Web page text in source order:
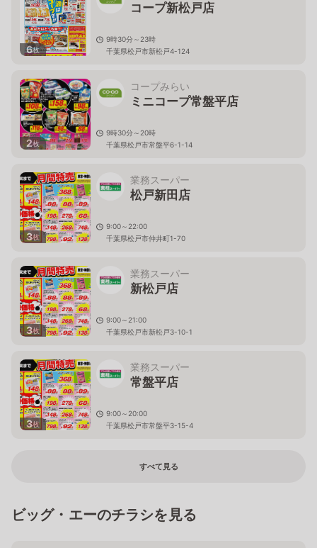
6枚
コープ新松戸店
9時30分～23時
千葉県松戸市新松戸4-124
2枚
コープみらい
ミニコープ常盤平店
9時30分～20時
千葉県松戸市常盤平6-1-14
3枚
業務スーパー
松戸新田店
9:00～22:00
千葉県松戸市仲井町1-70
3枚
業務スーパー
新松戸店
9:00～21:00
千葉県松戸市新松戸3-10-1
3枚
業務スーパー
常盤平店
9:00～20:00
千葉県松戸市常盤平3-15-4
すべて見る
ビッグ・エーのチラシを見る